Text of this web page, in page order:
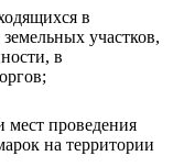
в
участков,
в
мест проведения
на территории